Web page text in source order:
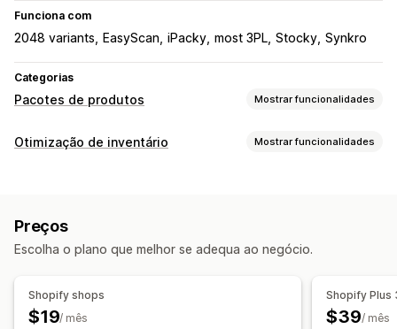
Funciona com
2048 variants EasyScan iPacky most 3PL Stocky Synkro
Categorias
Pacotes de produtos Mostrar funcionalidades
Tipos de pacotes
Produtos digitais
Preços fixos
Intervalos de quantidade
Otimização de inventário Mostrar funcionalidades
Vários locais
Vários canais
Processamento automático
Preços
Escolha o plano que melhor se adequa ao negócio.
Shopify shops
$19/ mês
Shopify Plus
$39/ mês